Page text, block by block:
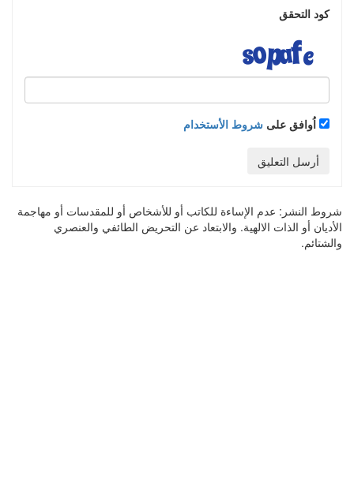
كود التحقق
اُوافق على شروط الأستخدام
أرسل التعليق
شروط النشر: عدم الإساءة للكاتب أو للأشخاص أو للمقدسات أو مهاجمة
الأديان أو الذات الالهية. والابتعاد عن التحريض الطائفي والعنصري
والشتائم.